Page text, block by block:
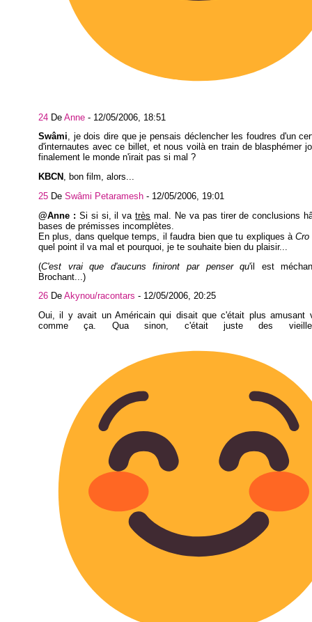
24 De Anne - 12/05/2006, 18:51
Swâmi, je dois dire que je pensais déclencher les foudres d'un
d'internautes avec ce billet, et nous voilà en train de blasphémer
finalement le monde n'irait pas si mal ?
KBCN , bon film, alors...
25 De Swâmi Petaramesh - 12/05/2006, 19:01
@Anne : Si si si, il vatrès mal. Ne va pas tirer de conclusions
bases de prémisses incomplètes.
En plus, dans quelque temps, il faudra bien que tu expliques àCro
quel point il va mal et pourquoi, je te souhaite bien du plaisir...
(C'est vrai que d'aucuns finiront par penser qu'il est
Brochant...)
26 De Akynou/racontars - 12/05/2006, 20:25
Oui, il y avait un Américain qui disait que c'était plus amusant
comme ça. Qua sinon, c'était juste des